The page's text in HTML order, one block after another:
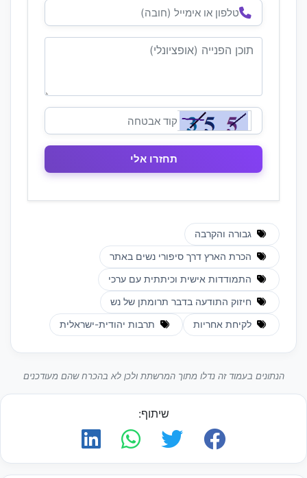
גבורה והקרבה
הכרת הארץ דרך סיפורי נשים באתר
התמודדות אישית וכיתתית עם ערכי
חיזוק התודעה בדבר תרומתן של נש
לקיחת אחריות תרבות יהודית-ישראלית
הנתונים בעמוד זה נדלו מתוך המרשתת ולכן לא בהכרח שהם מעודכנים
שיתוף: